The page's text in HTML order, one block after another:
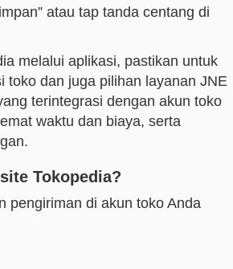
atau tap tanda centang di
melalui aplikasi, pastikan untuk
toko dan juga pilihan layanan JNE
terintegrasi dengan akun toko
waktu dan biaya, serta
Tokopedia?
pengiriman di akun toko Anda